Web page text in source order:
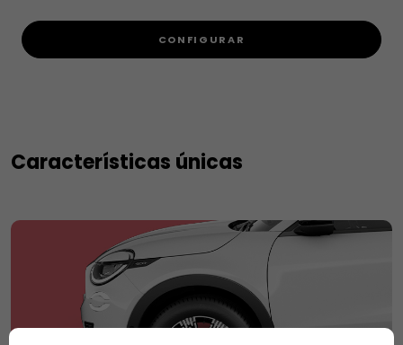
CONFIGURAR
Características únicas